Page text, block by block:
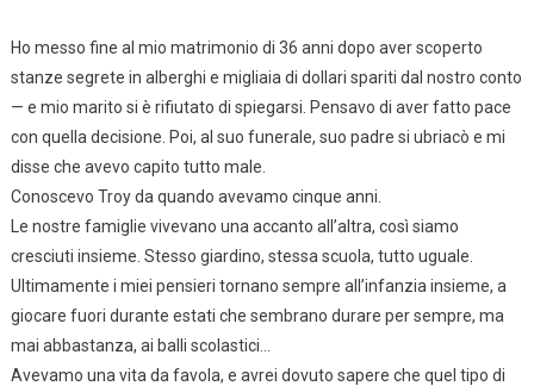
Ho messo fine al mio matrimonio di 36 anni dopo aver scoperto
stanze segrete in alberghi e migliaia di dollari spariti dal nostro conto
— e mio marito si è rifiutato di spiegarsi. Pensavo di aver fatto pace
con quella decisione. Poi, al suo funerale, suo padre si ubriacò e mi
disse che avevo capito tutto male.
Conoscevo Troy da quando avevamo cinque anni.
Le nostre famiglie vivevano una accanto all’altra, così siamo
cresciuti insieme. Stesso giardino, stessa scuola, tutto uguale.
Ultimamente i miei pensieri tornano sempre all’infanzia insieme, a
giocare fuori durante estati che sembrano durare per sempre, ma
mai abbastanza, ai balli scolastici…
Avevamo una vita da favola, e avrei dovuto sapere che quel tipo di